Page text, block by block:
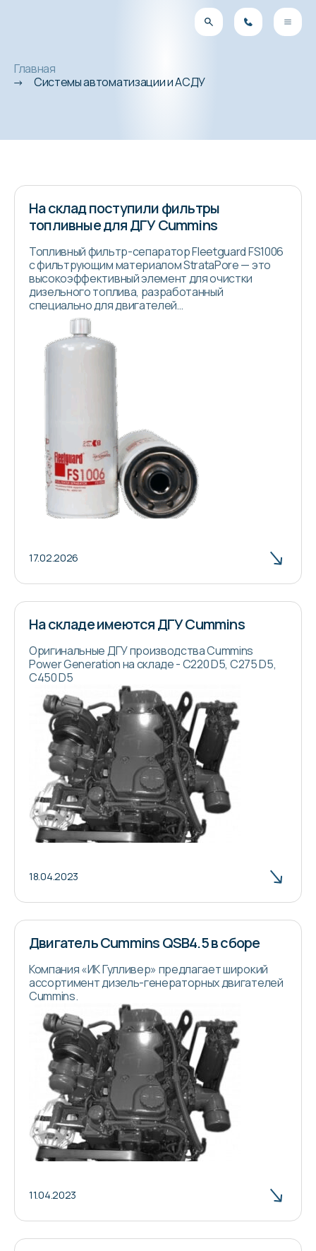
Главная
Системы автоматизации и АСДУ
На склад поступили фильтры
топливные для ДГУ Cummins
Топливный фильтр-сепаратор Fleetguard FS1006
с фильтрующим материалом StrataPore — это
высокоэффективный элемент для очистки
дизельного топлива, разработанный
специально для двигателей…
17.02.2026
На складе имеются ДГУ Cummins
Оригинальные ДГУ производства Cummins
Power Generation на складе - C220 D5, C275 D5,
C450 D5
18.04.2023
Двигатель Cummins QSB4.5 в сборе
Компания «ИК Гулливер» предлагает широкий
ассортимент дизель-генераторных двигателей
Cummins.
11.04.2023